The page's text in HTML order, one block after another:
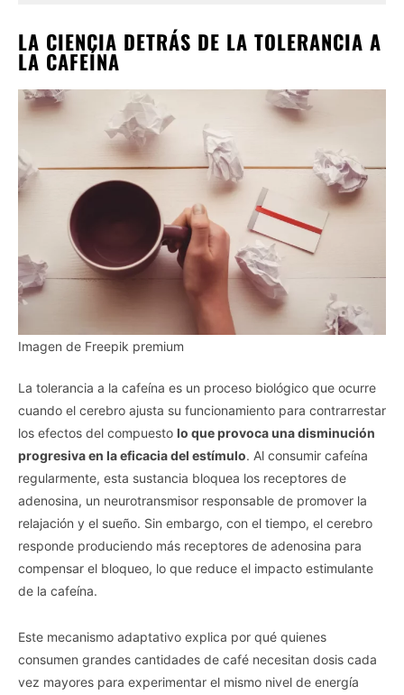
LA CIENCIA DETRÁS DE LA TOLERANCIA A
LA CAFEÍNA
Imagen de Freepik premium
La tolerancia a la cafeína es un proceso biológico que ocurre
cuando el cerebro ajusta su funcionamiento para contrarrestar
los efectos del compuesto lo que provoca una disminución
progresiva en la eficacia del estímulo. Al consumir cafeína
regularmente, esta sustancia bloquea los receptores de
adenosina, un neurotransmisor responsable de promover la
relajación y el sueño. Sin embargo, con el tiempo, el cerebro
responde produciendo más receptores de adenosina para
compensar el bloqueo, lo que reduce el impacto estimulante
de la cafeína.
Este mecanismo adaptativo explica por qué quienes
consumen grandes cantidades de café necesitan dosis cada
vez mayores para experimentar el mismo nivel de energía